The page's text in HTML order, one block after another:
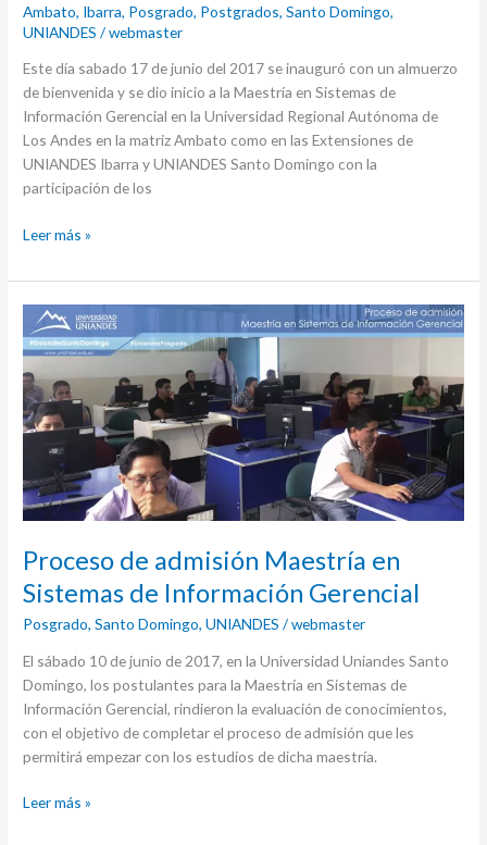
Ambato, Ibarra, Posgrado, Postgrados,Santo Domingo,
UNIANDES /webmaster
Este día sabado 17 de junio del 2017 se inauguró con un almuerzo
de bienvenida y se dio inicio a la Maestría en Sistemas de
Información Gerencial en la Universidad Regional Autónoma de
Los Andes en la matriz Ambato como en las Extensiones de
UNIANDES Ibarra y UNIANDES Santo Domingo con la
participación de los
en
Sistemas
de
Información
Gerencial
Leer más »
Proceso de admisión Maestría en
Sistemas de Información Gerencial
Posgrado,Santo Domingo,UNIANDES /webmaster
El sábado 10 de junio de 2017, en la Universidad Uniandes Santo
Domingo, los postulantes para la Maestría en Sistemas de
Información Gerencial, rindieron la evaluación de conocimientos,
con el objetivo de completar el proceso de admisión que les
permitirá empezar con los estudios de dicha maestría.
Proceso
de
admisión
Maestría
en
Sistemas
Información
Gerencial
Leer más »